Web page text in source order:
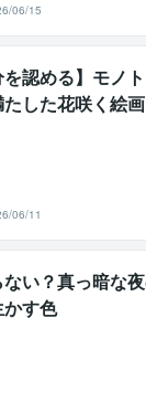
06/15
を認める】モノ
した花咲く絵画
06/11
い？真っ暗な
す色